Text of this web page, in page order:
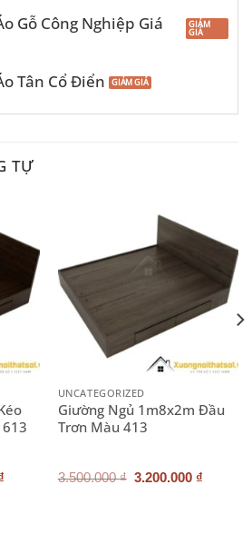
Gỗ Công Nghiệp Giá
Tân Cổ Điển
TỰ
UNCATEGORIZED
Giường Ngủ 1m8x2m Đầu
Trơn Màu 413
3.500.000₫ Giá
3.200.000 ₫